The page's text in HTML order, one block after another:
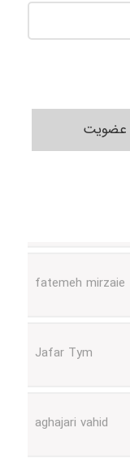
عضویت